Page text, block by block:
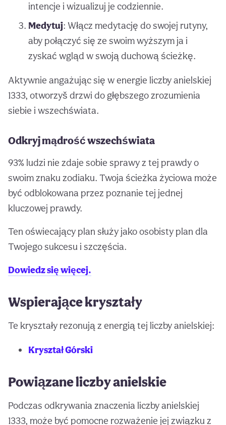
intencje i wizualizuj je codziennie.
Medytuj: Włącz medytację do swojej rutyny,
aby połączyć się ze swoim wyższym ja i
zyskać wgląd w swoją duchową ścieżkę.
Aktywnie angażując się w energie liczby anielskiej
1333, otworzyš drzwi do głębszego zrozumienia
siebie i wszechświata.
Odkryj mądrość wszechświata
93% ludzi nie zdaje sobie sprawy z tej prawdy o
swoim znaku zodiaku. Twoja ścieżka życiowa może
być odblokowana przez poznanie tej jednej
kluczowej prawdy.
Ten oświecający plan służy jako osobisty plan dla
Twojego sukcesu i szczęścia.
Dowiedz się więcej.
Wspierające kryształy
Te kryształy rezonują z energią tej liczby anielskiej:
Kryształ Górski
Powiązane liczby anielskie
Podczas odkrywania znaczenia liczby anielskiej
1333, może być pomocne rozważenie jej związku z